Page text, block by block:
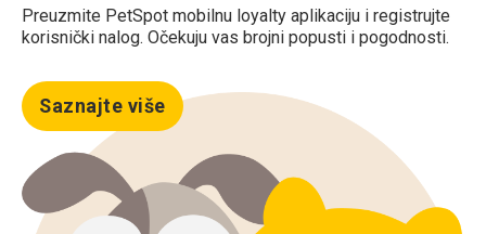
Preuzmite PetSpot mobilnu loyalty aplikaciju i registrujte
korisnički nalog. Očekuju vas brojni popusti i pogodnosti.
Saznajte više